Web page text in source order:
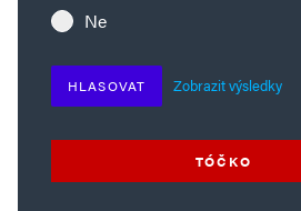
Ne
HLASOVAT Zobrazit výsledky
TÓČKO